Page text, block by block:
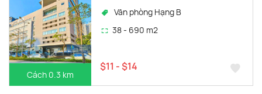
Cách 0.3 km
Văn phòng Hạng B
38 - 690 m2
$11 - $14